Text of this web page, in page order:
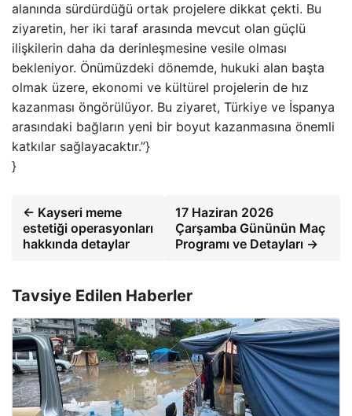
alanında sürdürdüğü ortak projelere dikkat çekti. Bu
ziyaretin, her iki taraf arasında mevcut olan güçlü
ilişkilerin daha da derinleşmesine vesile olması
bekleniyor. Önümüzdeki dönemde, hukuki alan başta
olmak üzere, ekonomi ve kültürel projelerin de hız
kazanması öngörülüyor. Bu ziyaret, Türkiye ve İspanya
arasındaki bağların yeni bir boyut kazanmasına önemli
katkılar sağlayacaktır.”}
}
← Kayseri meme
estetiği operasyonları
hakkında detaylar
17 Haziran 2026
Çarşamba Gününün Maç
Programı ve Detayları →
Tavsiye Edilen Haberler